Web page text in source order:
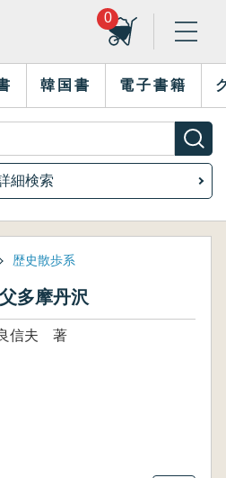
0
韓国書 電子書籍
細検索
歴史散歩系
多摩丹沢
信夫 著